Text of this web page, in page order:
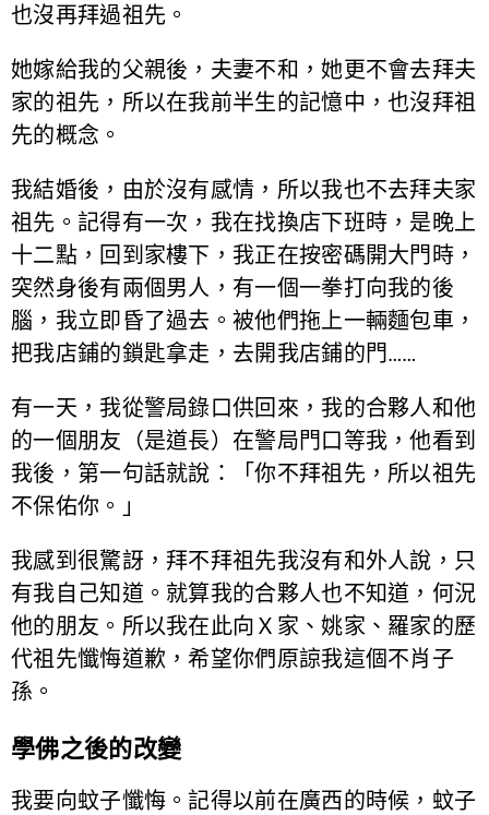
也沒再拜過祖先。
她嫁給我的父親後，夫妻不和，她更不會去拜夫
家的祖先，所以在我前半生的記憶中，也沒拜祖
先的概念。
我結婚後，由於沒有感情，所以我也不去拜夫家
祖先。記得有一次，我在找換店下班時，是晚上
十二點，回到家樓下，我正在按密碼開大門時，
突然身後有兩個男人，有一個一拳打向我的後
腦，我立即昏了過去。被他們拖上一輛麵包車，
把我店鋪的鎖匙拿走，去開我店鋪的門……
有一天，我從警局錄口供回來，我的合夥人和他
的一個朋友（是道長）在警局門口等我，他看到
我後，第一句話就說：「你不拜祖先，所以祖先
不保佑你。」
我感到很驚訝，拜不拜祖先我沒有和外人說，只
有我自己知道。就算我的合夥人也不知道，何況
他的朋友。所以我在此向Ｘ家、姚家、羅家的歷
代祖先懺悔道歉，希望你們原諒我這個不肖子
孫。
學佛之後的改變
我要向蚊子懺悔。記得以前在廣西的時候，蚊子